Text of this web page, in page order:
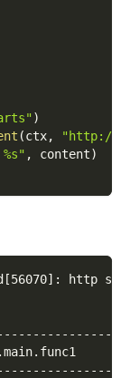
)
(ctx,
"http://
, content)
http